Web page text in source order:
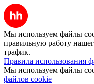
Мы используем файлы
правильную работу
трафик.
Правила использования
Мы используем файлы
файлов cookie